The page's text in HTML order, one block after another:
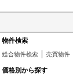
物件検索
総合物件検索 売買物件
価格別から探す